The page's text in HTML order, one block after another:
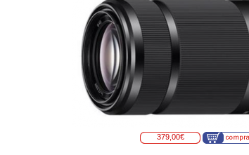
379,00€